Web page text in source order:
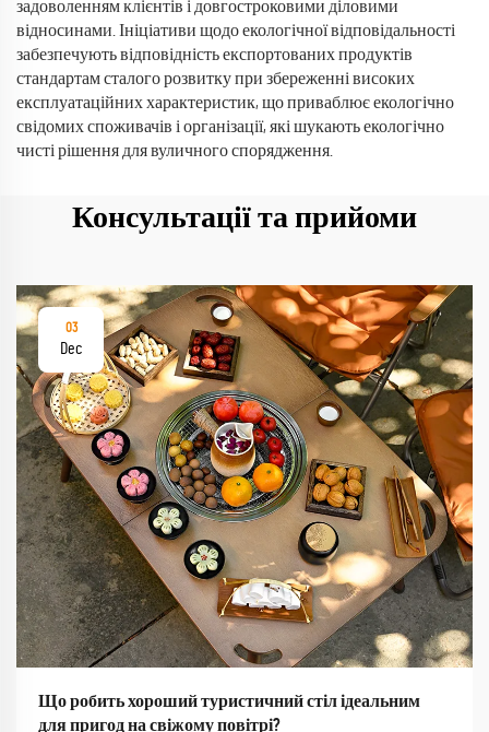
задоволенням клієнтів і довгостроковими діловими
відносинами. Ініціативи щодо екологічної відповідальності
забезпечують відповідність експортованих продуктів
стандартам сталого розвитку при збереженні високих
експлуатаційних характеристик, що приваблює екологічно
свідомих споживачів і організації, які шукають екологічно
чисті рішення для вуличного спорядження.
Консультації та прийоми
03
Dec
Що робить хороший туристичний стіл ідеальним
для пригод на свіжому повітрі?